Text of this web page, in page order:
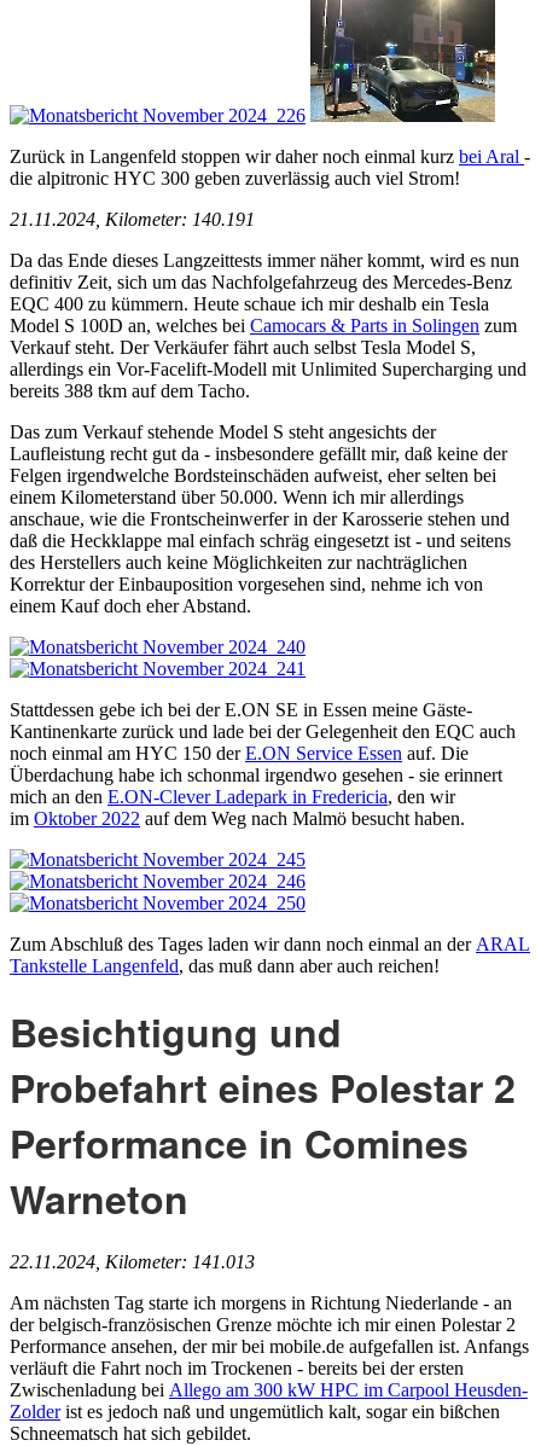
Zurück in Langenfeld stoppen wir daher noch einmal kurz bei Aral -
die alpitronic HYC 300 geben zuverlässig auch viel Strom!
21.11.2024, Kilometer: 140.191
Da das Ende dieses Langzeittests immer näher kommt, wird es nun
definitiv Zeit, sich um das Nachfolgefahrzeug des Mercedes-Benz
EQC 400 zu kümmern. Heute schaue ich mir deshalb ein Tesla
Model S 100D an, welches bei Camocars & Parts in Solingen zum
Verkauf steht. Der Verkäufer fährt auch selbst Tesla Model S,
allerdings ein Vor-Facelift-Modell mit Unlimited Supercharging und
bereits 388 tkm auf dem Tacho.
Das zum Verkauf stehende Model S steht angesichts der
Laufleistung recht gut da - insbesondere gefällt mir, daß keine der
Felgen irgendwelche Bordsteinschäden aufweist, eher selten bei
einem Kilometerstand über 50.000. Wenn ich mir allerdings
anschaue, wie die Frontscheinwerfer in der Karosserie stehen und
daß die Heckklappe mal einfach schräg eingesetzt ist - und seitens
des Herstellers auch keine Möglichkeiten zur nachträglichen
Korrektur der Einbauposition vorgesehen sind, nehme ich von
einem Kauf doch eher Abstand.
Stattdessen gebe ich bei der E.ON SE in Essen meine Gäste-
Kantinenkarte zurück und lade bei der Gelegenheit den EQC auch
noch einmal am HYC 150 derE.ON Service Essen auf. Die
Überdachung habe ich schonmal irgendwo gesehen - sie erinnert
mich an den E.ON-Clever Ladepark in Fredericia, den wir
im Oktober 2022 auf dem Weg nach Malmö besucht haben.
Zum Abschluß des Tages laden wir dann noch einmal an der ARAL
Tankstelle Langenfeld, das muß dann aber auch reichen!
Besichtigung und
Probefahrt eines Polestar 2
Performance in Comines
Warneton
22.11.2024, Kilometer: 141.013
Am nächsten Tag starte ich morgens in Richtung Niederlande - an
der belgisch-französischen Grenze möchte ich mir einen Polestar 2
Performance ansehen, der mir bei mobile.de aufgefallen ist. Anfangs
verläuft die Fahrt noch im Trockenen - bereits bei der ersten
Zwischenladung bei Allego am 300 kW HPC im Carpool Heusden-
Zolderist es jedoch naß und ungemütlich kalt, sogar ein bißchen
Schneematsch hat sich gebildet.